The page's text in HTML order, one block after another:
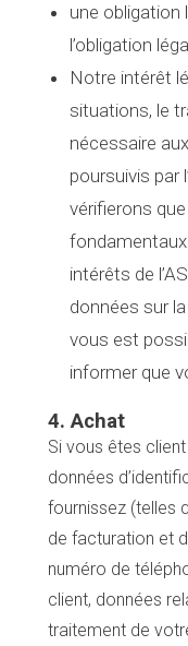
une obligation
l’obligation
Notre intérêt
situations, le
nécessaire
poursuivis par
vérifierons
intérêts de
données sur
vous est
informer que
4. Achat
Si vous êtes
données
fournissez (telles
de facturation et
numéro de
client, données
traitement de